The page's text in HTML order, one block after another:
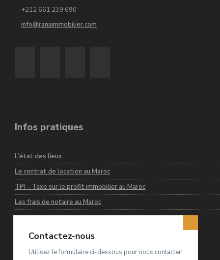
+212 661 239 690
info@ranaimmobilier.com
Infos pratiques
L’état des lieux
Le contrat de location au Maroc
TPI – Taxe sur le profit immobilier au Maroc
Les frais de notaire au Maroc
Dernières annonces
Contactez-nous
Utilisez le formulaire ci-dessous pour nous contacter!